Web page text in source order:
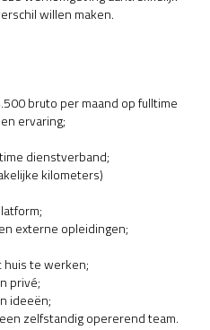
willen maken.
bruto per maand op fulltime
ervaring;
dienstverband;
kilometers)
externe opleidingen;
huis te werken;
privé;
ideeën;
zelfstandig opererend team.